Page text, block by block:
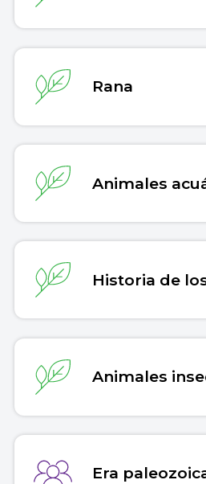
Rana
Animales
Historia de
Animales
Era